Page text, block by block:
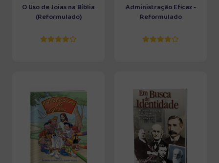
O Uso de Joias na Bíblia
(Reformulado)
Administração Eficaz -
Reformulado